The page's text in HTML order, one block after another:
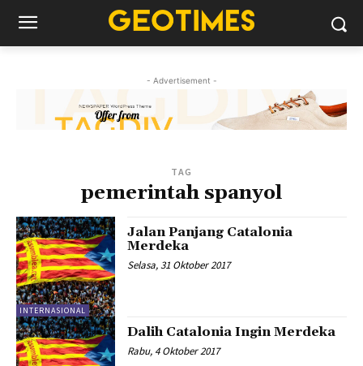
- Advertisement -
TAG
pemerintah spanyol
INTERNASIONAL
Jalan Panjang Catalonia
Merdeka
Selasa, 31 Oktober 2017
Dalih Catalonia Ingin Merdeka
Rabu, 4 Oktober 2017